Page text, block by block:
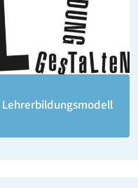
Lehrerbildungsmodell